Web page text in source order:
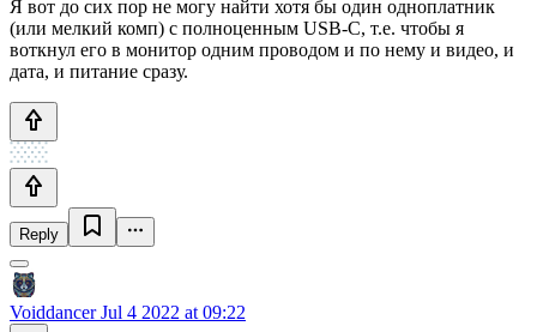
Я вот до сих пор не могу найти хотя бы один одноплатник
(или мелкий комп) с полноценным USB-C, т.е. чтобы я
воткнул его в монитор одним проводом и по нему и видео, и
дата, и питание сразу.
Reply
VoiddancerJul 4 2022 at 09:22